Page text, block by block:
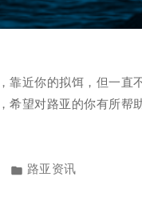
靠近你的拟饵，但一直
希望对路亚的你有所帮
路亚资讯